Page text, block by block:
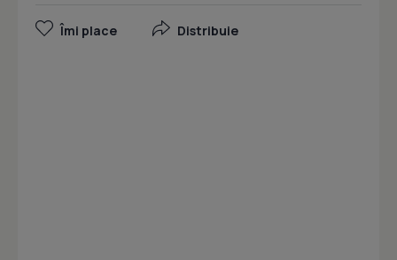
Îmi place Distribuie